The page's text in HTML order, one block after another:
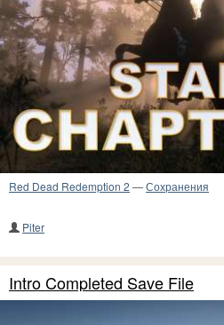
Red Dead Redemption 2 —Сохранения
Piter
Intro Completed Save File